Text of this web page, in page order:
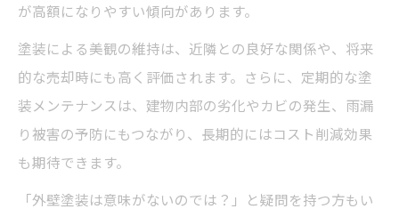
が高額になりやすい傾向があります。
塗装による美観の維持は、近隣との良好な関係や、将来
的な売却時にも高く評価されます。さらに、定期的な塗
装メンテナンスは、建物内部の劣化やカビの発生、雨漏
り被害の予防にもつながり、長期的にはコスト削減効果
も期待できます。
「外壁塗装は意味がないのでは？」と疑問を持つ方もい